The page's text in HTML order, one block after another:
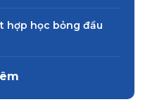
hợp học bỏng đầu